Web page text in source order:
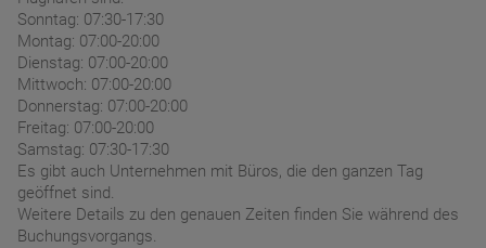
Sonntag: 07:30-17:30
Montag: 07:00-20:00
Dienstag: 07:00-20:00
Mittwoch: 07:00-20:00
Donnerstag: 07:00-20:00
Freitag: 07:00-20:00
Samstag: 07:30-17:30
Es gibt auch Unternehmen mit Büros, die den ganzen Tag
geöffnet sind.
Weitere Details zu den genauen Zeiten finden Sie während des
Buchungsvorgangs.